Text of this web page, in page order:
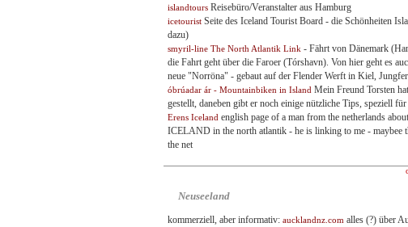
islandtours Reisebüro/Veranstalter aus Hamburg
icetourist Seite des Iceland Tourist Board - die Schönheiten
dazu)
smyril-line The North Atlantik Link - Fährt von Dänemark
die Fahrt geht über die Faroer (Tórshavn). Von hier geht es
neue "Norröna" - gebaut auf der Flender Werft in Kiel,
óbrúadar ár - Mountainbiken in Island Mein Freund Torsten
gestellt, daneben gibt er noch einige nützliche Tips, speziell
Erens Iceland english page of a man from the netherlands
ICELAND in the north atlantik - he is linking to me -
the net
Neuseeland
kommerziell, aber informativ: aucklandnz.com alles (?) über